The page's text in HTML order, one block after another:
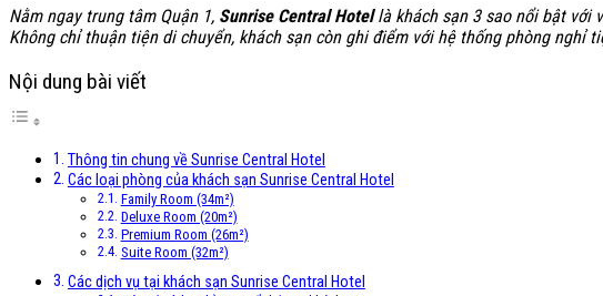
Nằm ngay trung tâm Quận 1, Sunrise Central Hotellà khách sạn 3 sao nổi bật với
Không chỉ thuận tiện di chuyển, khách sạn còn ghi điểm với hệ thống phòng nghỉ
Nội dung bài viết
Thông tin chung về Sunrise Central Hotel
Các loại phòng của khách sạn Sunrise Central Hotel
Family Room (34m²)
Deluxe Room (20m²)
Premium Room (26m²)
Suite Room (32m²)
Các dịch vụ tại khách sạn Sunrise Central Hotel